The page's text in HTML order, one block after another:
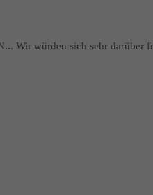
Wir würden sich sehr darüber